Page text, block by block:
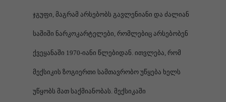
ჯგუფი, მაგრამ არსებობს გავლენიანი და ძალიან
საშიში ნარკოკარტელები, რომლებიც არსებობენ
ქვეყანაში 1970-იანი წლებიდან. ითვლება, რომ
მექსიკის ზოგიერთი სამთავრობო უწყება ხელს
უწყობს მათ საქმიანობას. მექსიკაში